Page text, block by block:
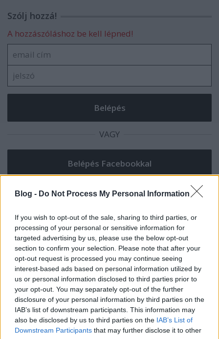
Blog - Do Not Process My Personal Information
If you wish to opt-out of the sale, sharing to third parties, or
processing of your personal or sensitive information for
targeted advertising by us, please use the below opt-out
section to confirm your selection. Please note that after your
opt-out request is processed you may continue seeing
interest-based ads based on personal information utilized by
us or personal information disclosed to third parties prior to
your opt-out. You may separately opt-out of the further
disclosure of your personal information by third parties on the
IAB’s list of downstream participants. This information may
also be disclosed by us to third parties on the IAB’s List of
Downstream Participants that may further disclose it to other
Szólj hozzá!
A hozzászóláshoz be kell lépned!
VAGY
morph on deer
8 éve
@taga20:
“vadászpuska hol volt...”
Hát a Semjénnél, de legalább ott is láthatatlanul!
Mit gondolsz, öngyilkos lett az a rénszarvas?